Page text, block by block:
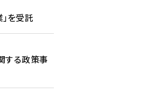
を受託
する政策事